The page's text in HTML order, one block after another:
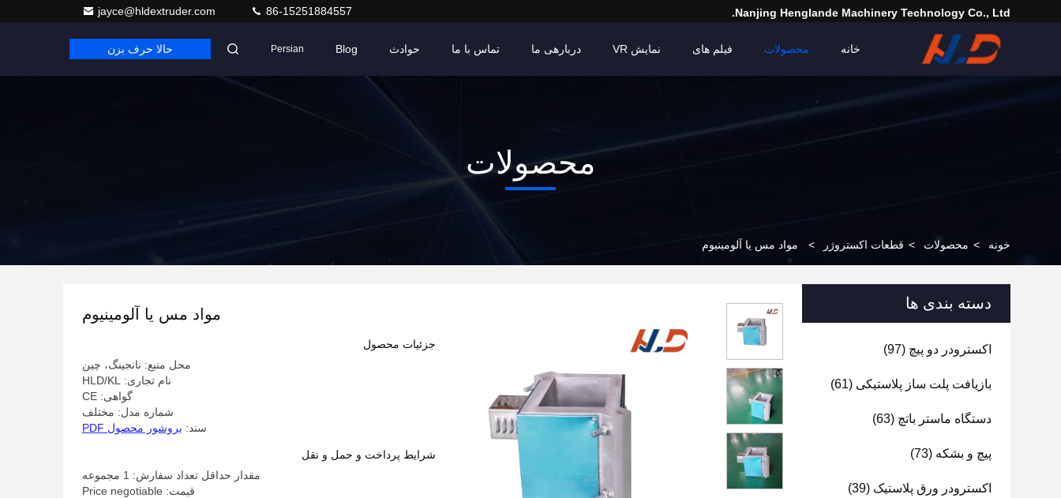
Nanjing Henglande Machinery Technology Co., Ltd.
jayce@hldextruder.com 86-15251884557
خانه محصولات فیلم های نمایش VR دربارهی ما تماس با ما حوادث Blog
Persian حالا حرف بزن
محصولات
خونه > محصولات > قطعات اکستروژر > مواد مس یا آلومینیوم
دسته بندی ها
اکسترودر دو پیچ (97)
بازیافت پلت ساز پلاستیکی (61)
دستگاه ماستر باتچ (63)
پیچ و بشکه (73)
اکسترودر ورق پلاستیک (39)
مواد مس یا آلومینیوم
جزئیات محصول
محل منبع: نانجینگ، چین
نام تجاری: HLD/KL
گواهی: CE
شماره مدل: مختلف
سند: بروشور محصول PDF
شرایط پرداخت و حمل و نقل
مقدار حداقل تعداد سفارش: 1 مجموعه
قیمت: Price negotiable